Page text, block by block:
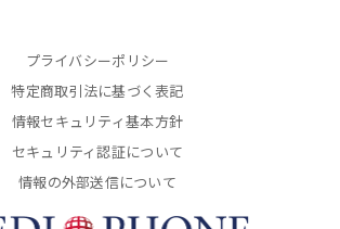
プライバシーポリシー
特定商取引法に基づく表記
情報セキュリティ基本方針
セキュリティ認証について
情報の外部送信について